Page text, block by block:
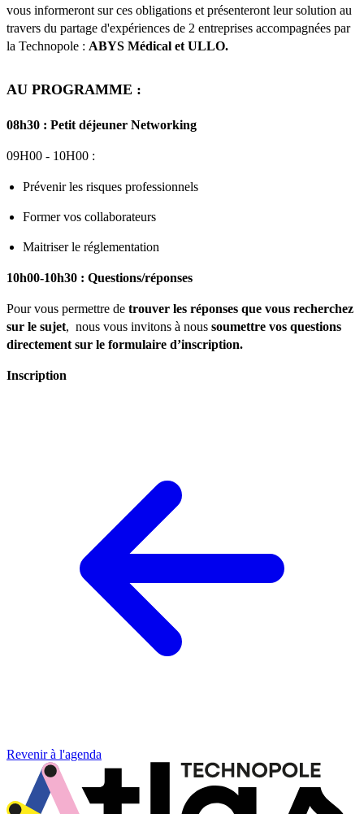
vous informeront sur ces obligations et présenteront leur solution au
travers du partage d'expériences de 2 entreprises accompagnées par
la Technopole : ABYS Médical et ULLO.
AU PROGRAMME :
08h30 : Petit déjeuner Networking
09H00 - 10H00 :
Prévenir les risques professionnels
Former vos collaborateurs
Maitriser le réglementation
10h00-10h30 : Questions/réponses
Pour vous permettre de trouver les réponses que vous recherchez
sur le sujet, nous vous invitons à nous soumettre vos questions
directement sur le formulaire d’inscription.
Inscription
Revenir à l'agenda